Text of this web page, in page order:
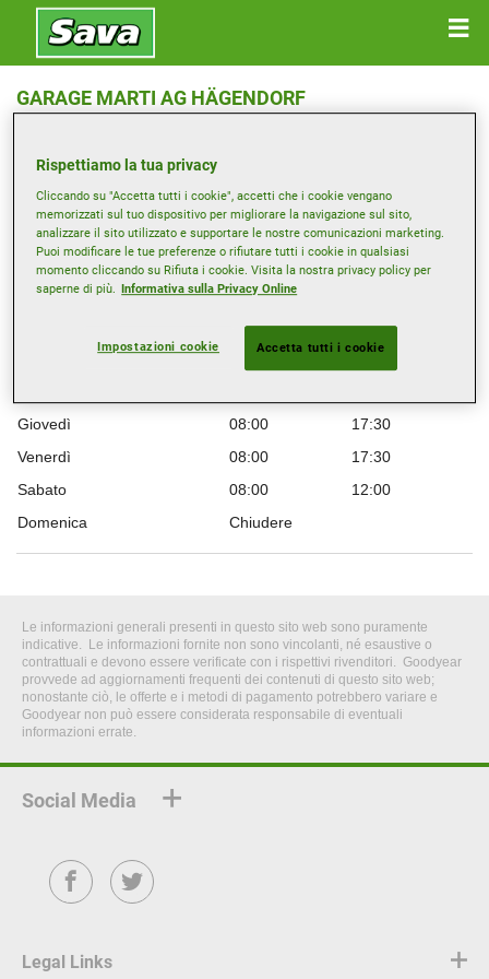
GARAGE MARTI AG HÄGENDORF
Ottieni indicazioni
Visualizza numero di telefono
Orario di apertura
08:00
17:30
Giovedì
08:00
17:30
Venerdì
08:00
17:30
Sabato
08:00
12:00
Domenica
Chiudere
Le informazioni generali presenti in questo sito web sono puramente
indicative. Le informazioni fornite non sono vincolanti, né esaustive o
contrattuali e devono essere verificate con i rispettivi rivenditori. Goodyear
provvede ad aggiornamenti frequenti dei contenuti di questo sito web;
nonostante ciò, le offerte e i metodi di pagamento potrebbero variare e
Goodyear non può essere considerata responsabile di eventuali
informazioni errate.
Social Media
FacebookTwitter
Legal Links
Rispettiamo la tua privacy
Cliccando su "Accetta tutti i cookie", accetti che i cookie vengano
memorizzati sul tuo dispositivo per migliorare la navigazione sul sito,
analizzare il sito utilizzato e supportare le nostre comunicazioni marketing.
Puoi modificare le tue preferenze o rifiutare tutti i cookie in qualsiasi
momento cliccando su Rifiuta i cookie. Visita la nostra privacy policy per
saperne di più. Informativa sulla Privacy Online
Impostazioni cookie Accetta tutti i cookie